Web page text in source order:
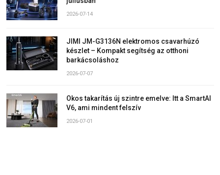
2026-07-14
JIMI JM-G3136N elektromos csavarhúzó
készlet – Kompakt segítség az otthoni
barkácsoláshoz
2026-07-07
Okos takarítás új szintre emelve: Itt a SmartAI
V6, ami mindent felszív
2026-07-01